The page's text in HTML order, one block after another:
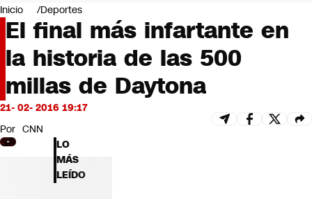
Negocios
Deportes
Programas completos
Cultura
Servicios
Bits
CNN tiempo
Futuro 360
Opinión
Inicio Deportes
El final más infartante en
la historia de las 500
millas de Daytona
21- 02- 2016 19:17
Por CNN
LO
MÁS
LEÍDO